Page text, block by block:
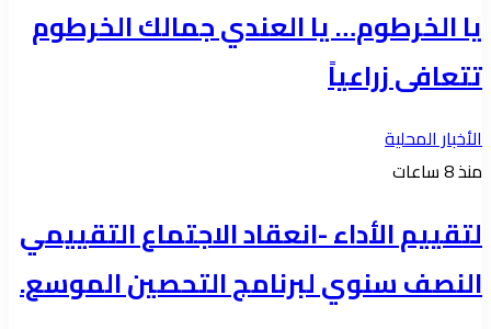
يا الخرطوم… يا العندي جمالك الخرطوم
تتعافى زراعياً
الأخبار المحلية
منذ 8 ساعات
لتقييم الأداء -انعقاد الاجتماع التقييمي
النصف سنوي لبرنامج التحصين الموسع.